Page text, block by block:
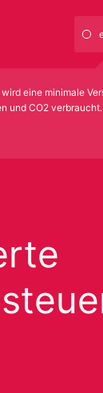
eine minimale
und CO2 verbraucht.